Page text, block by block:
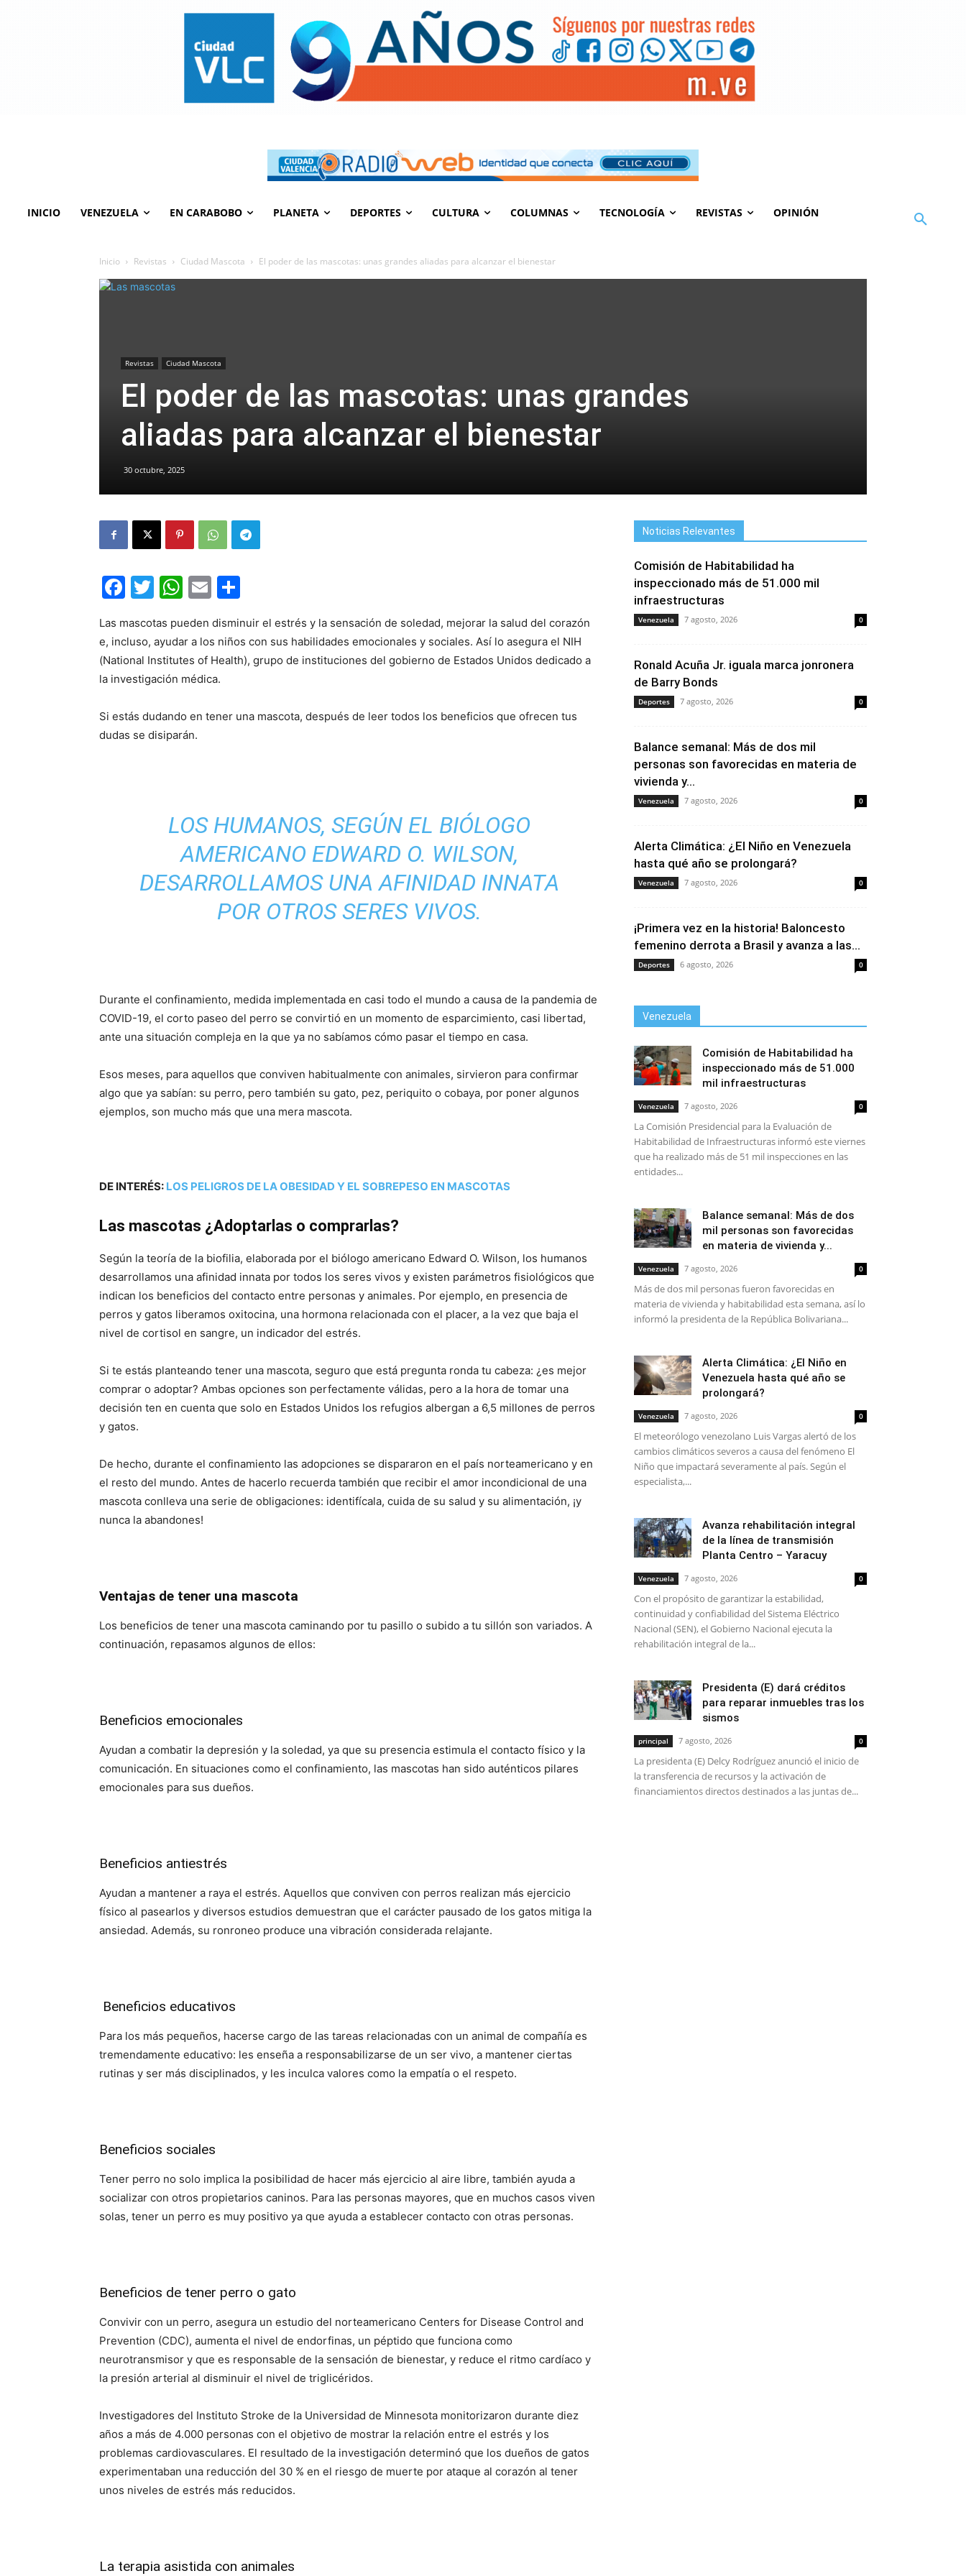
INICIO VENEZUELA EN CARABOBO PLANETA DEPORTES CULTURA COLUMNAS TECNOLOGÍA REVISTAS OPINIÓN
Inicio Revistas Ciudad Mascota El poder de las mascotas: unas grandes aliadas para alcanzar el bienestar
Revistas Ciudad Mascota
El poder de las mascotas: unas grandes
aliadas para alcanzar el bienestar
30 octubre, 2025
Facebook
Twitter
WhatsApp
Email
Las mascotas pueden disminuir el estrés y la sensación de soledad, mejorar la salud del corazón
e, incluso, ayudar a los niños con sus habilidades emocionales y sociales. Así lo asegura el NIH
(National Institutes of Health), grupo de instituciones del gobierno de Estados Unidos dedicado a
la investigación médica.
Si estás dudando en tener una mascota, después de leer todos los beneficios que ofrecen tus
dudas se disiparán.
LOS HUMANOS, SEGÚN EL BIÓLOGO
AMERICANO EDWARD O. WILSON,
DESARROLLAMOS UNA AFINIDAD INNATA
POR OTROS SERES VIVOS.
Durante el confinamiento, medida implementada en casi todo el mundo a causa de la pandemia de
COVID-19, el corto paseo del perro se convirtió en un momento de esparcimiento, casi libertad,
ante una situación compleja en la que ya no sabíamos cómo pasar el tiempo en casa.
Esos meses, para aquellos que conviven habitualmente con animales, sirvieron para confirmar
algo que ya sabían: su perro, pero también su gato, pez, periquito o cobaya, por poner algunos
ejemplos, son mucho más que una mera mascota.
DE INTERÉS: LOS PELIGROS DE LA OBESIDAD Y EL SOBREPESO EN MASCOTAS
Las mascotas ¿Adoptarlas o comprarlas?
Según la teoría de la biofilia, elaborada por el biólogo americano Edward O. Wilson, los humanos
desarrollamos una afinidad innata por todos los seres vivos y existen parámetros fisiológicos que
indican los beneficios del contacto entre personas y animales. Por ejemplo, en presencia de
perros y gatos liberamos oxitocina, una hormona relacionada con el placer, a la vez que baja el
nivel de cortisol en sangre, un indicador del estrés.
Si te estás planteando tener una mascota, seguro que está pregunta ronda tu cabeza: ¿es mejor
comprar o adoptar? Ambas opciones son perfectamente válidas, pero a la hora de tomar una
decisión ten en cuenta que solo en Estados Unidos los refugios albergan a 6,5 millones de perros
y gatos.
De hecho, durante el confinamiento las adopciones se dispararon en el país norteamericano y en
el resto del mundo. Antes de hacerlo recuerda también que recibir el amor incondicional de una
mascota conlleva una serie de obligaciones: identifícala, cuida de su salud y su alimentación, ¡y
nunca la abandones!
Ventajas de tener una mascota
Los beneficios de tener una mascota caminando por tu pasillo o subido a tu sillón son variados. A
continuación, repasamos algunos de ellos:
Beneficios emocionales
Ayudan a combatir la depresión y la soledad, ya que su presencia estimula el contacto físico y la
comunicación. En situaciones como el confinamiento, las mascotas han sido auténticos pilares
emocionales para sus dueños.
Beneficios antiestrés
Ayudan a mantener a raya el estrés. Aquellos que conviven con perros realizan más ejercicio
físico al pasearlos y diversos estudios demuestran que el carácter pausado de los gatos mitiga la
ansiedad. Además, su ronroneo produce una vibración considerada relajante.
Beneficios educativos
Para los más pequeños, hacerse cargo de las tareas relacionadas con un animal de compañía es
tremendamente educativo: les enseña a responsabilizarse de un ser vivo, a mantener ciertas
rutinas y ser más disciplinados, y les inculca valores como la empatía o el respeto.
Beneficios sociales
Tener perro no solo implica la posibilidad de hacer más ejercicio al aire libre, también ayuda a
socializar con otros propietarios caninos. Para las personas mayores, que en muchos casos viven
solas, tener un perro es muy positivo ya que ayuda a establecer contacto con otras personas.
Beneficios de tener perro o gato
Convivir con un perro, asegura un estudio del norteamericano Centers for Disease Control and
Prevention (CDC), aumenta el nivel de endorfinas, un péptido que funciona como
neurotransmisor y que es responsable de la sensación de bienestar, y reduce el ritmo cardíaco y
la presión arterial al disminuir el nivel de triglicéridos.
Investigadores del Instituto Stroke de la Universidad de Minnesota monitorizaron durante diez
años a más de 4.000 personas con el objetivo de mostrar la relación entre el estrés y los
problemas cardiovasculares. El resultado de la investigación determinó que los dueños de gatos
experimentaban una reducción del 30 % en el riesgo de muerte por ataque al corazón al tener
unos niveles de estrés más reducidos.
La terapia asistida con animales
Noticias Relevantes
Comisión de Habitabilidad ha
inspeccionado más de 51.000 mil
infraestructuras
Venezuela 7 agosto, 2026 0
Ronald Acuña Jr. iguala marca jonronera
de Barry Bonds
Deportes 7 agosto, 2026 0
Balance semanal: Más de dos mil
personas son favorecidas en materia de
vivienda y...
Venezuela 7 agosto, 2026 0
Alerta Climática: ¿El Niño en Venezuela
hasta qué año se prolongará?
Venezuela 7 agosto, 2026 0
¡Primera vez en la historia! Baloncesto
femenino derrota a Brasil y avanza a las...
Deportes 6 agosto, 2026 0
Venezuela
Comisión de Habitabilidad ha
inspeccionado más de 51.000
mil infraestructuras
Venezuela 7 agosto, 2026 0
La Comisión Presidencial para la Evaluación de
Habitabilidad de Infraestructuras informó este viernes
que ha realizado más de 51 mil inspecciones en las
entidades...
Balance semanal: Más de dos
mil personas son favorecidas
en materia de vivienda y...
Venezuela 7 agosto, 2026 0
Más de dos mil personas fueron favorecidas en
materia de vivienda y habitabilidad esta semana, así lo
informó la presidenta de la República Bolivariana...
Alerta Climática: ¿El Niño en
Venezuela hasta qué año se
prolongará?
Venezuela 7 agosto, 2026 0
El meteorólogo venezolano Luis Vargas alertó de los
cambios climáticos severos a causa del fenómeno El
Niño que impactará severamente al país. Según el
especialista,...
Avanza rehabilitación integral
de la línea de transmisión
Planta Centro – Yaracuy
Venezuela 7 agosto, 2026 0
Con el propósito de garantizar la estabilidad,
continuidad y confiabilidad del Sistema Eléctrico
Nacional (SEN), el Gobierno Nacional ejecuta la
rehabilitación integral de la...
Presidenta (E) dará créditos
para reparar inmuebles tras los
sismos
principal 7 agosto, 2026 0
La presidenta (E) Delcy Rodríguez anunció el inicio de
la transferencia de recursos y la activación de
financiamientos directos destinados a las juntas de...